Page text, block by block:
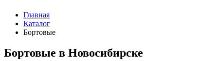
Главная
Каталог
Бортовые
Бортовые в Новосибирске